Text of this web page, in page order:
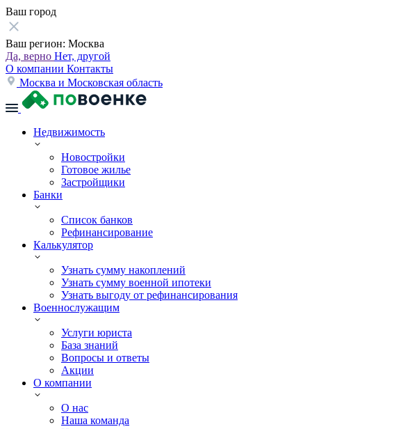
Ваш город
Ваш регион: Москва
Да, верно Нет, другой
О компании Контакты
Москва и Московская область
Недвижимость
Новостройки
Готовое жилье
Застройщики
Банки
Список банков
Рефинансирование
Калькулятор
Узнать сумму накоплений
Узнать сумму военной ипотеки
Узнать выгоду от рефинансирования
Военнослужащим
Услуги юриста
База знаний
Вопросы и ответы
Акции
О компании
О нас
Наша команда